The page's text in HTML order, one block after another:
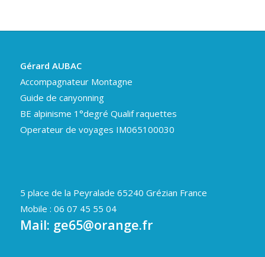
Gérard AUBAC
Accompagnateur Montagne
Guide de canyonning
BE alpinisme 1°degré Qualif raquettes
Operateur de voyages IM065100030
5 place de la Peyralade 65240 Grézian France
Mobile : 06 07 45 55 04
Mail: ge65@orange.fr